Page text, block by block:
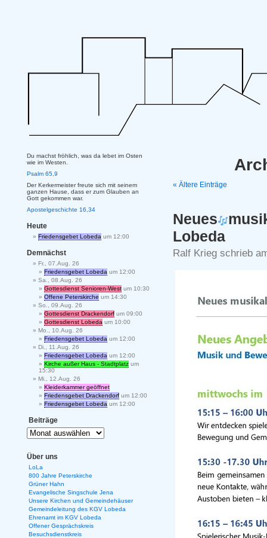
« Ältere Einträge
Neues
Lobeda
Ralf Krieg schrieb
Du machst fröhlich, was da lebet im Osten
wie im Westen.
Psalm 65,9
Der Kerkermeister freute sich mit seinem
ganzen Hause, dass er zum Glauben an
Gott gekommen war.
Apostelgeschichte 16,34
Heute
Friedensgebet Lobeda um 12:00
Demnächst
Fr., 07.Aug. 26
Friedensgebet Lobeda um 12:00
Sa., 08.Aug. 26
Gottesdienst Senioren-West um 10:30
Offene Peterskirche um 14:30
So., 09.Aug. 26
Gottesdienst Drackendorf um 09:00
Gottesdienst Lobeda um 10:00
Mo., 10.Aug. 26
Friedensgebet Lobeda um 12:00
Di., 11.Aug. 26
Friedensgebet Lobeda um 12:00
Kirche außer Haus - Stadtplatz um
15:30
Mi., 12.Aug. 26
Kleiderkammer geöffnet
Friedensgebet Drackendorf um 12:00
Friedensgebet Lobeda um 12:00
Beiträge
Über uns
LoLa
800 Jahre Peterskirche
Grüner Hahn
Evangelische Singschule Jena
Unsere Kirchen und Gemeindehäuser
Gemeindeleitung des KGV Lobeda
Ehrenamt im KGV Lobeda
Offener Gesprächskreis
Besuchsdienstkreis